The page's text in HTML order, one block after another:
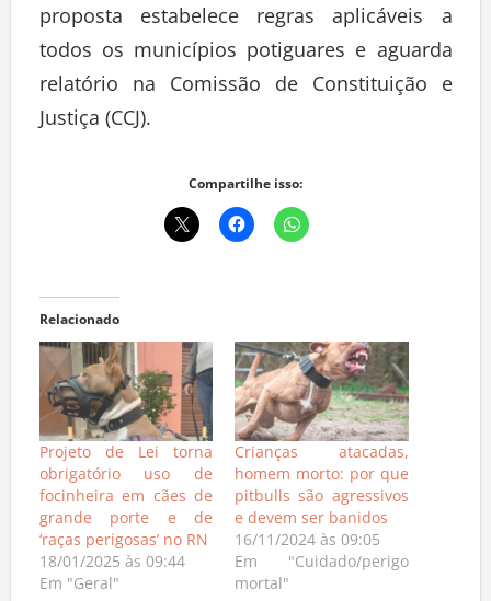
proposta estabelece regras aplicáveis a
todos os municípios potiguares e aguarda
relatório na Comissão de Constituição e
Justiça (CCJ).
Compartilhe isso:
Relacionado
Projeto de Lei torna
obrigatório uso de
focinheira em cães de
grande porte e de
‘raças perigosas’ no RN
18/01/2025 às 09:44
Em "Geral"
Crianças atacadas,
homem morto: por que
pitbulls são agressivos
e devem ser banidos
16/11/2024 às 09:05
Em "Cuidado/perigo
mortal"